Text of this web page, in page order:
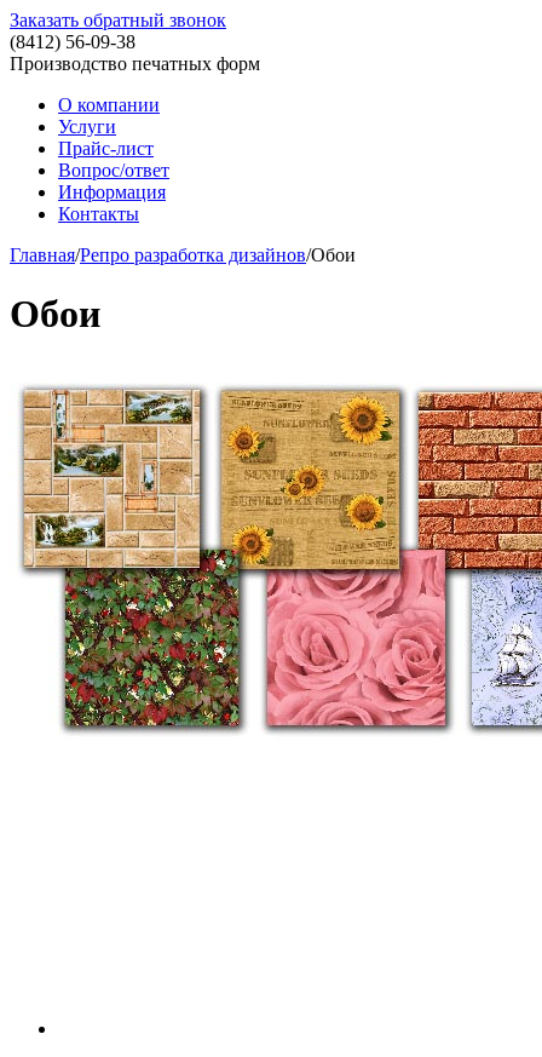
Заказать обратный звонок
(8412) 56-09-38
Производство печатных форм
О компании
Услуги
Прайс-лист
Вопрос/ответ
Информация
Контакты
Главная/Репро разработка дизайнов/Обои
Обои